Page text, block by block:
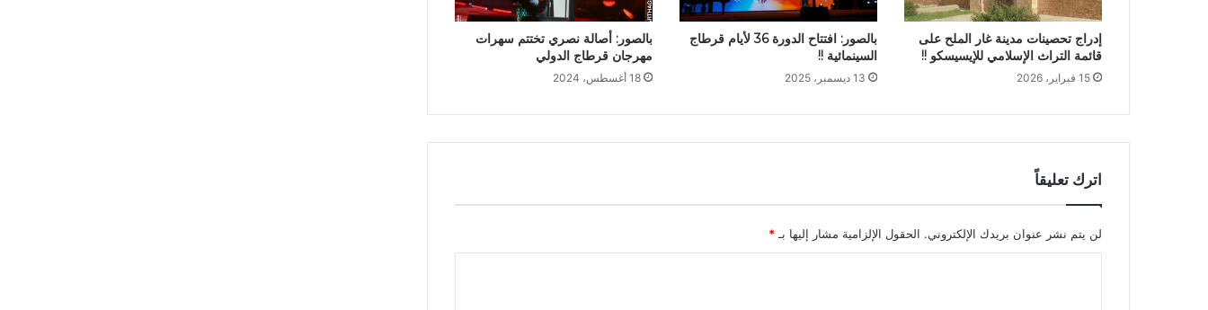
إدراج تحصينات مدينة غار الملح على
قائمة التراث الإسلامي للإيسيسكو !!
15 فبراير، 2026
بالصور: افتتاح الدورة 36 لأيام قرطاج
السينمائية !!
13 ديسمبر، 2025
بالصور: أصالة نصري تختتم سهرات
مهرجان قرطاج الدولي
18 أغسطس، 2024
اترك تعليقاً
لن يتم نشر عنوان بريدك الإلكتروني. الحقول الإلزامية مشار إليها بـ*